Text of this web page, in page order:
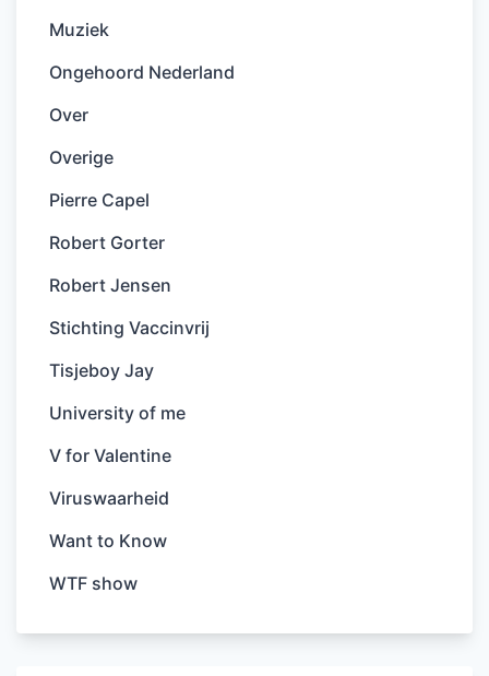
Muziek
Ongehoord Nederland
Over
Overige
Pierre Capel
Robert Gorter
Robert Jensen
Stichting Vaccinvrij
Tisjeboy Jay
University of me
V for Valentine
Viruswaarheid
Want to Know
WTF show